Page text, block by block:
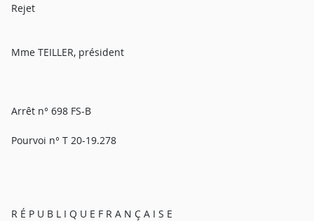
Rejet
Mme TEILLER, président
Arrêt n° 698 FS-B
Pourvoi n° T 20-19.278
R É P U B L I Q U E F R A N Ç A I S E